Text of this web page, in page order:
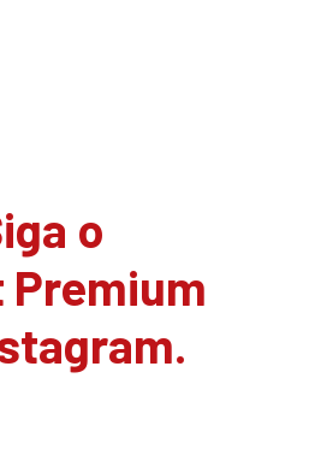
o
Premium